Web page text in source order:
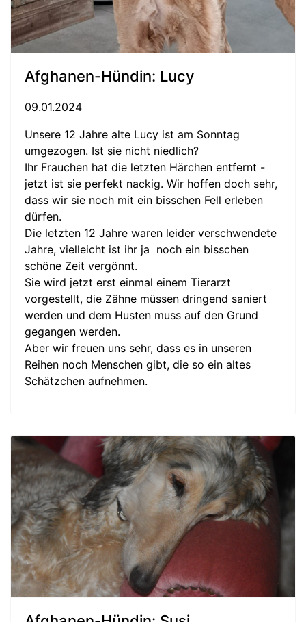
Afghanen-Hündin: Lucy
09.01.2024
Unsere 12 Jahre alte Lucy ist am Sonntag
umgezogen. Ist sie nicht niedlich?
Ihr Frauchen hat die letzten Härchen entfernt -
jetzt ist sie perfekt nackig. Wir hoffen doch sehr,
dass wir sie noch mit ein bisschen Fell erleben
dürfen.
Die letzten 12 Jahre waren leider verschwendete
Jahre, vielleicht ist ihr ja noch ein bisschen
schöne Zeit vergönnt.
Sie wird jetzt erst einmal einem Tierarzt
vorgestellt, die Zähne müssen dringend saniert
werden und dem Husten muss auf den Grund
gegangen werden.
Aber wir freuen uns sehr, dass es in unseren
Reihen noch Menschen gibt, die so ein altes
Schätzchen aufnehmen.